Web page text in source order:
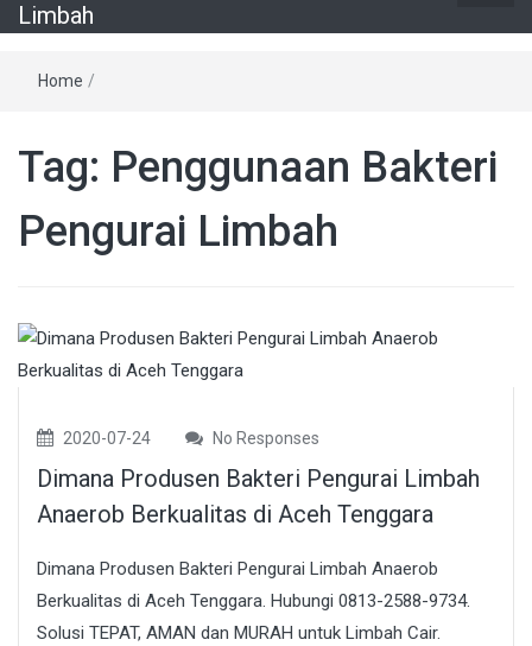
Limbah
Home /
Tag: Penggunaan Bakteri
Pengurai Limbah
2020-07-24 No Responses
Dimana Produsen Bakteri Pengurai Limbah
Anaerob Berkualitas di Aceh Tenggara
Dimana Produsen Bakteri Pengurai Limbah Anaerob
Berkualitas di Aceh Tenggara. Hubungi 0813-2588-9734.
Solusi TEPAT, AMAN dan MURAH untuk Limbah Cair.